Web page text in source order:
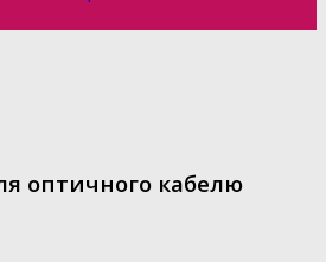
оптичного кабелю